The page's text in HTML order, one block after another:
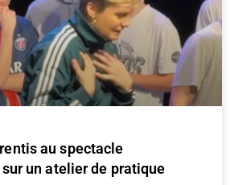
au spectacle
un atelier de pratique